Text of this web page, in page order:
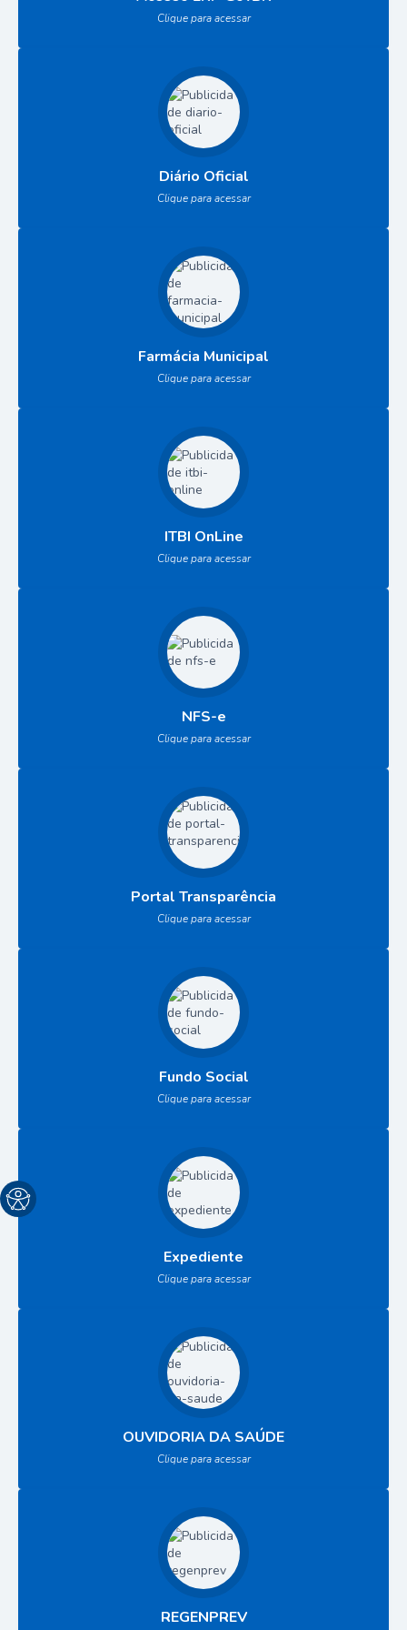
Clique para acessar
Diário Oficial
Clique para acessar
Farmácia Municipal
Clique para acessar
ITBI OnLine
Clique para acessar
NFS-e
Clique para acessar
Portal Transparência
Clique para acessar
Fundo Social
Clique para acessar
Expediente
Clique para acessar
OUVIDORIA DA SAÚDE
Clique para acessar
REGENPREV